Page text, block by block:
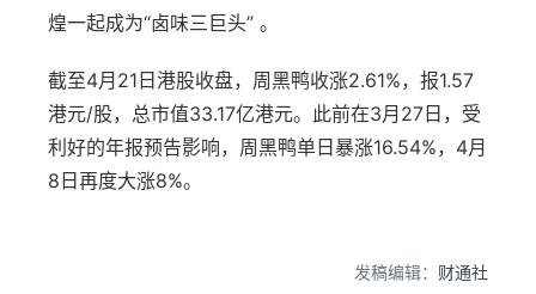
煌一起成为“卤味三巨头” 。
截至4月21日港股收盘，周黑鸭收涨2.61%，报1.57
港元/股，总市值33.17亿港元。此前在3月27日，受
利好的年报预告影响，周黑鸭单日暴涨16.54%，4月
8日再度大涨8%。
发稿编辑： 财通社